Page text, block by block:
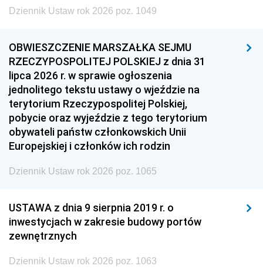
Dziennik Ustaw rok 2026 poz. 1049
OBWIESZCZENIE MARSZAŁKA SEJMU
RZECZYPOSPOLITEJ POLSKIEJ z dnia 31
lipca 2026 r. w sprawie ogłoszenia
jednolitego tekstu ustawy o wjeździe na
terytorium Rzeczypospolitej Polskiej,
pobycie oraz wyjeździe z tego terytorium
obywateli państw członkowskich Unii
Europejskiej i członków ich rodzin
Dziennik Ustaw rok 2026 poz. 1065
USTAWA z dnia 9 sierpnia 2019 r. o
inwestycjach w zakresie budowy portów
zewnętrznych
Dziennik Ustaw rok 2026 poz. 1063